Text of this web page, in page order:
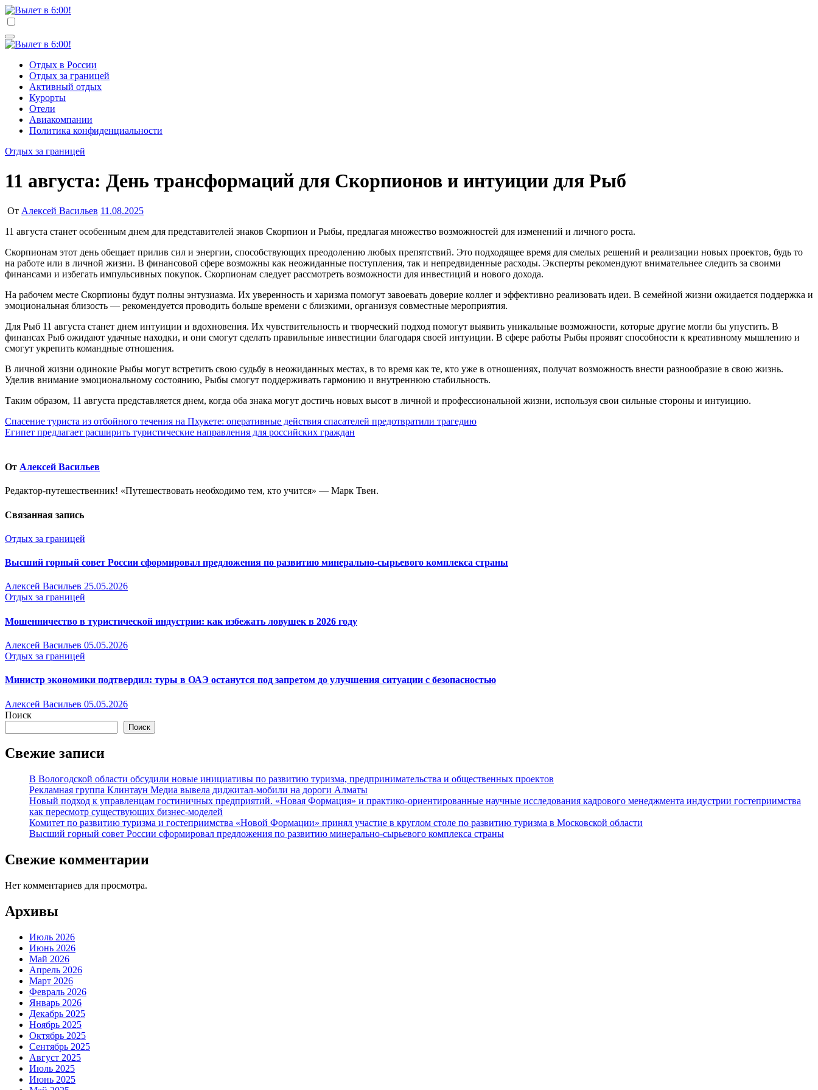
Перейти
к
Учредитель ООО "Клуб регионов", ИНН 6685155934 Генеральный директор: Чернокоз Ольга Валерьевна info@gosrf.ru +7 (495) 920-51-49
Отдых в России
Отдых за границей
Активный отдых
Курорты
Отели
Авиакомпании
Политика конфиденциальности
Отдых за границей
11 августа: День трансформаций для Скорпионов и интуиции для Рыб
От Алексей Васильев 11.08.2025
11 августа станет особенным днем для представителей знаков Скорпион и Рыбы, предлагая множество возможностей для изменений и личного роста.
Скорпионам этот день обещает прилив сил и энергии, способствующих преодолению любых препятствий. Это подходящее время для смелых решений и реализации новых проектов, будь то
на работе или в личной жизни. В финансовой сфере возможны как неожиданные поступления, так и непредвиденные расходы. Эксперты рекомендуют внимательнее следить за своими
финансами и избегать импульсивных покупок. Скорпионам следует рассмотреть возможности для инвестиций и нового дохода.
На рабочем месте Скорпионы будут полны энтузиазма. Их уверенность и харизма помогут завоевать доверие коллег и эффективно реализовать идеи. В семейной жизни ожидается поддержка и
эмоциональная близость — рекомендуется проводить больше времени с близкими, организуя совместные мероприятия.
Для Рыб 11 августа станет днем интуиции и вдохновения. Их чувствительность и творческий подход помогут выявить уникальные возможности, которые другие могли бы упустить. В
финансах Рыб ожидают удачные находки, и они смогут сделать правильные инвестиции благодаря своей интуиции. В сфере работы Рыбы проявят способности к креативному мышлению и
смогут укрепить командные отношения.
В личной жизни одинокие Рыбы могут встретить свою судьбу в неожиданных местах, в то время как те, кто уже в отношениях, получат возможность внести разнообразие в свою жизнь.
Уделив внимание эмоциональному состоянию, Рыбы смогут поддерживать гармонию и внутреннюю стабильность.
Таким образом, 11 августа представляется днем, когда оба знака могут достичь новых высот в личной и профессиональной жизни, используя свои сильные стороны и интуицию.
Навигация
по
Спасение туриста из отбойного течения на Пхукете: оперативные действия спасателей предотвратили трагедию
Египет предлагает расширить туристические направления для российских граждан
От Алексей Васильев
Редактор-путешественник! «Путешествовать необходимо тем, кто учится» — Марк Твен.
Связанная запись
Отдых за границей
Высший горный совет России сформировал предложения по развитию минерально-сырьевого комплекса страны
Алексей Васильев 25.05.2026
Отдых за границей
Мошенничество в туристической индустрии: как избежать ловушек в 2026 году
Алексей Васильев 05.05.2026
Отдых за границей
Министр экономики подтвердил: туры в ОАЭ останутся под запретом до улучшения ситуации с безопасностью
Алексей Васильев 05.05.2026
Поиск
Поиск
Свежие записи
В Вологодской области обсудили новые инициативы по развитию туризма, предпринимательства и общественных проектов
Рекламная группа Клинтаун Медиа вывела диджитал-мобили на дороги Алматы
Новый подход к управленцам гостиничных предприятий. «Новая Формация» и практико-ориентированные научные исследования кадрового менеджмента индустрии гостеприимства
как пересмотр существующих бизнес-моделей
Комитет по развитию туризма и гостеприимства «Новой Формации» принял участие в круглом столе по развитию туризма в Московской области
Высший горный совет России сформировал предложения по развитию минерально-сырьевого комплекса страны
Свежие комментарии
Нет комментариев для просмотра.
Архивы
Июль 2026
Июнь 2026
Май 2026
Апрель 2026
Март 2026
Февраль 2026
Январь 2026
Декабрь 2025
Ноябрь 2025
Октябрь 2025
Сентябрь 2025
Август 2025
Июль 2025
Июнь 2025